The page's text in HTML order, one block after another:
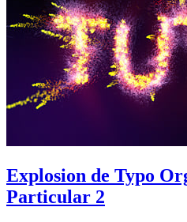
Explosion de Typo
Particular 2